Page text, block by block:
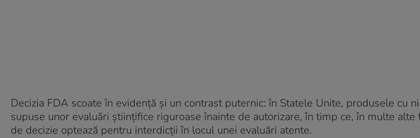
Decizia FDA scoate în evidență și un contrast puternic: în Statele Unite, produsele cu
supuse unor evaluări științifice riguroase înainte de autorizare, în timp ce, în multe alte
de decizie optează pentru interdicții în locul unei evaluări atente.